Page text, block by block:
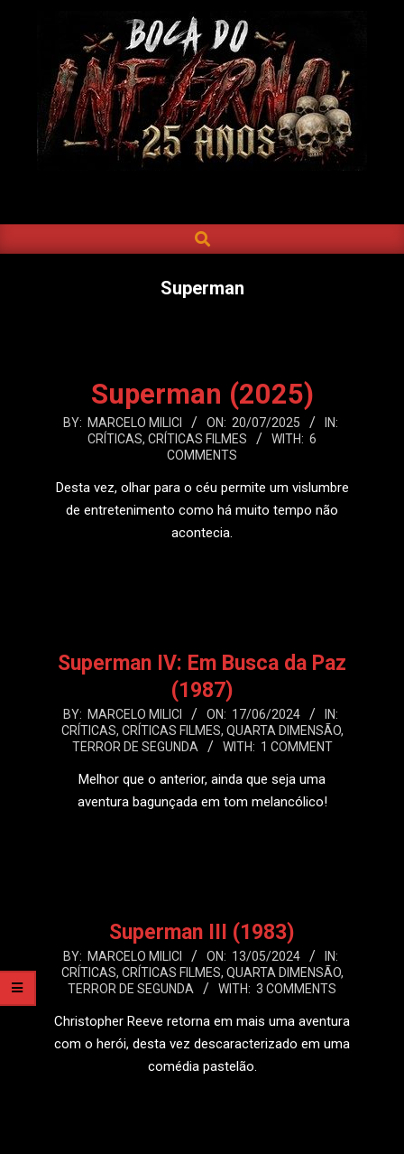
DO
INFERNO
Navigation
SEARCH
Superman
Superman (2025)
2025-
BY: MARCELO MILICI ON: 20/07/2025
IN:
CRÍTICAS, CRÍTICAS FILMES WITH: 6
COMMENTS
Desta vez, olhar para o céu permite um vislumbre
de entretenimento como há muito tempo não
acontecia.
Superman IV: Em Busca da Paz
(1987)
2024-
06-
BY: MARCELO MILICI ON: 17/06/2024
IN:
CRÍTICAS, CRÍTICAS FILMES, QUARTA DIMENSÃO,
TERROR DE SEGUNDA
WITH: 1 COMMENT
Melhor que o anterior, ainda que seja uma
aventura bagunçada em tom melancólico!
Superman III (1983)
2024-
05-
BY: MARCELO MILICI ON: 13/05/2024
IN:
CRÍTICAS, CRÍTICAS FILMES, QUARTA DIMENSÃO,
TERROR DE SEGUNDA
WITH: 3 COMMENTS
Christopher Reeve retorna em mais uma aventura
com o herói, desta vez descaracterizado em uma
comédia pastelão.